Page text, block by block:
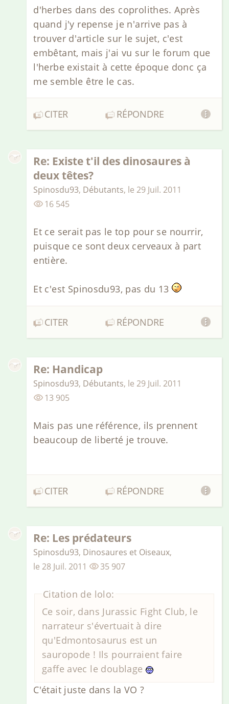
d'herbes dans des coprolithes. Après
quand j'y repense je n'arrive pas à
trouver d'article sur le sujet, c'est
embêtant, mais j'ai vu sur le forum que
l'herbe existait à cette époque donc ça
me semble être le cas.
CITER RÉPONDRE
Re: Existe t'il des dinosaures à
deux têtes?
Spinosdu93, Débutants, le29 Juil. 2011
16 545
Et ce serait pas le top pour se nourrir,
puisque ce sont deux cerveaux à part
entière.
Et c'est Spinosdu93, pas du 13
CITER RÉPONDRE
Re: Handicap
Spinosdu93, Débutants, le29 Juil. 2011
13 905
Mais pas une référence, ils prennent
beaucoup de liberté je trouve.
CITER RÉPONDRE
Re: Les prédateurs
Spinosdu93, Dinosaures et Oiseaux,
le 28 Juil. 2011 35 907
Citation de lolo:
Ce soir, dans Jurassic Fight Club, le
narrateur s'évertuait à dire
qu'Edmontosaurus est un
sauropode ! Ils pourraient faire
gaffe avec le doublage
C'était juste dans la VO ?